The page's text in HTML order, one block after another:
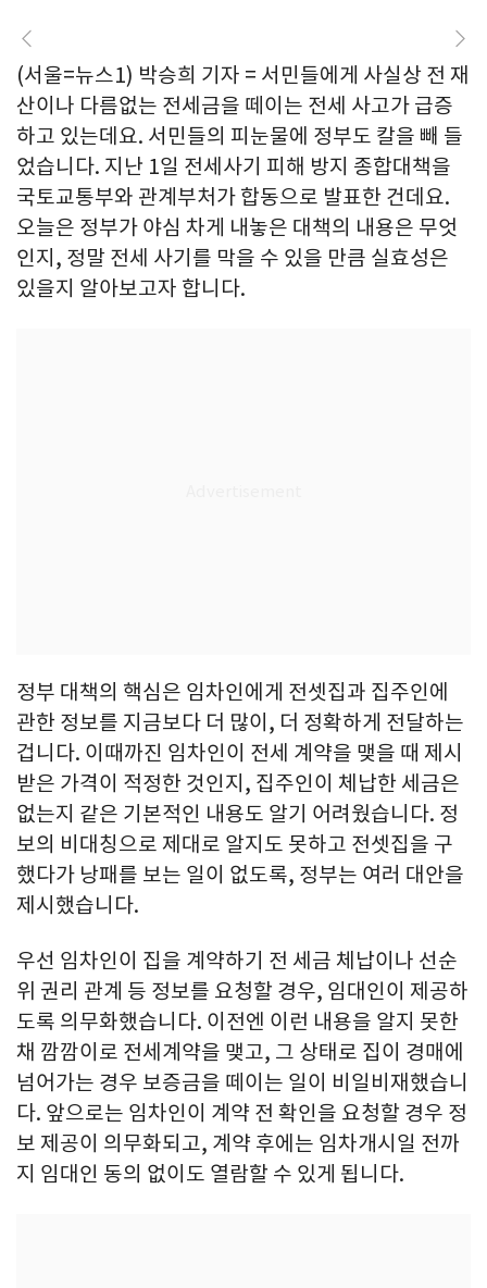
(서울=뉴스1) 박승희 기자 = 서민들에게 사실상 전 재
산이나 다름없는 전세금을 떼이는 전세 사고가 급증
하고 있는데요. 서민들의 피눈물에 정부도 칼을 빼 들
었습니다. 지난 1일 전세사기 피해 방지 종합대책을
국토교통부와 관계부처가 합동으로 발표한 건데요.
오늘은 정부가 야심 차게 내놓은 대책의 내용은 무엇
인지, 정말 전세 사기를 막을 수 있을 만큼 실효성은
있을지 알아보고자 합니다.
정부 대책의 핵심은 임차인에게 전셋집과 집주인에
관한 정보를 지금보다 더 많이, 더 정확하게 전달하는
겁니다. 이때까진 임차인이 전세 계약을 맺을 때 제시
받은 가격이 적정한 것인지, 집주인이 체납한 세금은
없는지 같은 기본적인 내용도 알기 어려웠습니다. 정
보의 비대칭으로 제대로 알지도 못하고 전셋집을 구
했다가 낭패를 보는 일이 없도록, 정부는 여러 대안을
제시했습니다.
우선 임차인이 집을 계약하기 전 세금 체납이나 선순
위 권리 관계 등 정보를 요청할 경우, 임대인이 제공하
도록 의무화했습니다. 이전엔 이런 내용을 알지 못한
채 깜깜이로 전세계약을 맺고, 그 상태로 집이 경매에
넘어가는 경우 보증금을 떼이는 일이 비일비재했습니
다. 앞으로는 임차인이 계약 전 확인을 요청할 경우 정
보 제공이 의무화되고, 계약 후에는 임차개시일 전까
지 임대인 동의 없이도 열람할 수 있게 됩니다.